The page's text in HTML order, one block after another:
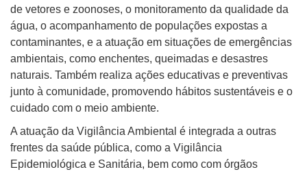
de vetores e zoonoses, o monitoramento da qualidade da
água, o acompanhamento de populações expostas a
contaminantes, e a atuação em situações de emergências
ambientais, como enchentes, queimadas e desastres
naturais. Também realiza ações educativas e preventivas
junto à comunidade, promovendo hábitos sustentáveis e o
cuidado com o meio ambiente.
A atuação da Vigilância Ambiental é integrada a outras
frentes da saúde pública, como a Vigilância
Epidemiológica e Sanitária, bem como com órgãos